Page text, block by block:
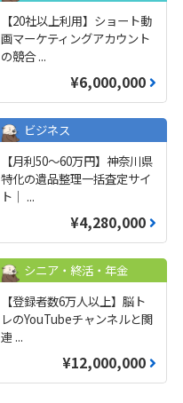
【20社以上利用】ショート動
画マーケティングアカウント
の競合...
¥6,000,000
ビジネス
【月利50〜60万円】神奈川県
特化の遺品整理一括査定サイ
ト｜ ...
¥4,280,000
シニア・終活・年金
【登録者数6万人以上】脳ト
レのYouTubeチャンネルと関
連 ...
¥12,000,000